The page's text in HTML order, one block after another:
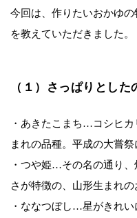
今回は、作りたいおかゆ
を教えていただきました。
（１）さっぱりとし
・あきたこまち…コシヒ
まれの品種。平成の大嘗
・つや姫…その名の通り
さが特徴の、山形生まれの
・ななつぼし…星がきれい